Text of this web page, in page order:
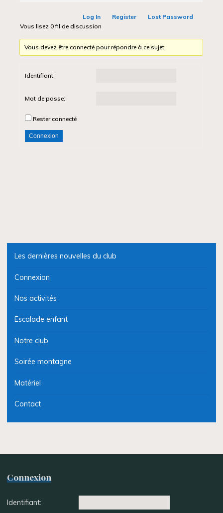
Log In Register
Lost Password
Vous lisez 0 fil de discussion
Vous devez être connecté pour répondre à ce sujet.
Identifiant:
Mot de passe:
Rester connecté
Connexion
Les dernières nouvelles du club
Connexion
Nos activités
Escalade enfant
Notre club
Soirée montagne
Matériel
Contact
Connexion
Identifiant: